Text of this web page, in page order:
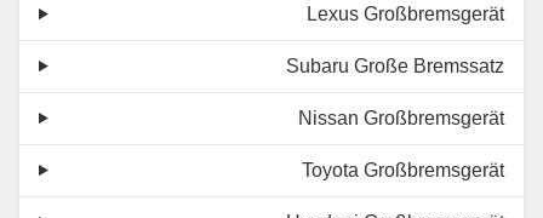
Lexus Großbremsgerät
Subaru Große Bremssatz
Nissan Großbremsgerät
Toyota Großbremsgerät